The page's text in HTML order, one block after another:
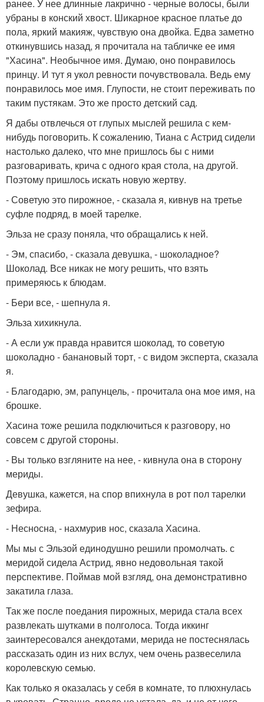
ранее. У нее длинные лакрично - черные волосы, были
убраны в конский хвост. Шикарное красное платье до
пола, яркий макияж, чувствую она двойка. Едва заметно
откинувшись назад, я прочитала на табличке ее имя
"Хасина". Необычное имя. Думаю, оно понравилось
принцу. И тут я укол ревности почувствовала. Ведь ему
понравилось мое имя. Глупости, не стоит переживать по
таким пустякам. Это же просто детский сад.
Я дабы отвлечься от глупых мыслей решила с кем-
нибудь поговорить. К сожалению, Тиана с Астрид сидели
настолько далеко, что мне пришлось бы с ними
разговаривать, крича с одного края стола, на другой.
Поэтому пришлось искать новую жертву.
- Советую это пирожное, - сказала я, кивнув на третье
суфле подряд, в моей тарелке.
Эльза не сразу поняла, что обращались к ней.
- Эм, спасибо, - сказала девушка, - шоколадное?
Шоколад. Все никак не могу решить, что взять
примеряюсь к блюдам.
- Бери все, - шепнула я.
Эльза хихикнула.
- А если уж правда нравится шоколад, то советую
шоколадно - банановый торт, - с видом эксперта, сказала
я.
- Благодарю, эм, рапунцель, - прочитала она мое имя, на
брошке.
Хасина тоже решила подключиться к разговору, но
совсем с другой стороны.
- Вы только взгляните на нее, - кивнула она в сторону
мериды.
Девушка, кажется, на спор впихнула в рот пол тарелки
зефира.
- Несносна, - нахмурив нос, сказала Хасина.
Мы мы с Эльзой единодушно решили промолчать. с
меридой сидела Астрид, явно недовольная такой
перспективе. Поймав мой взгляд, она демонстративно
закатила глаза.
Так же после поедания пирожных, мерида стала всех
развлекать шутками в полголоса. Тогда иккинг
заинтересовался анекдотами, мерида не постеснялась
рассказать один из них вслух, чем очень развеселила
королевскую семью.
Как только я оказалась у себя в комнате, то плюхнулась